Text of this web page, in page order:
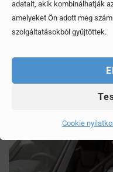
adatait, akik kombinálhatják
amelyeket Ön adott meg
szolgáltatásokból gyűjtöttek.
Cookie
Érdekel,